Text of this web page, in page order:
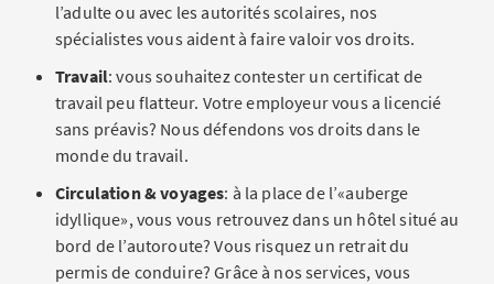
l’adulte ou avec les autorités scolaires, nos
spécialistes vous aident à faire valoir vos droits.
Travail: vous souhaitez contester un certificat de
travail peu flatteur. Votre employeur vous a licencié
sans préavis? Nous défendons vos droits dans le
monde du travail.
Circulation & voyages: à la place de l’«auberge
idyllique», vous vous retrouvez dans un hôtel situé au
bord de l’autoroute? Vous risquez un retrait du
permis de conduire? Grâce à nos services, vous